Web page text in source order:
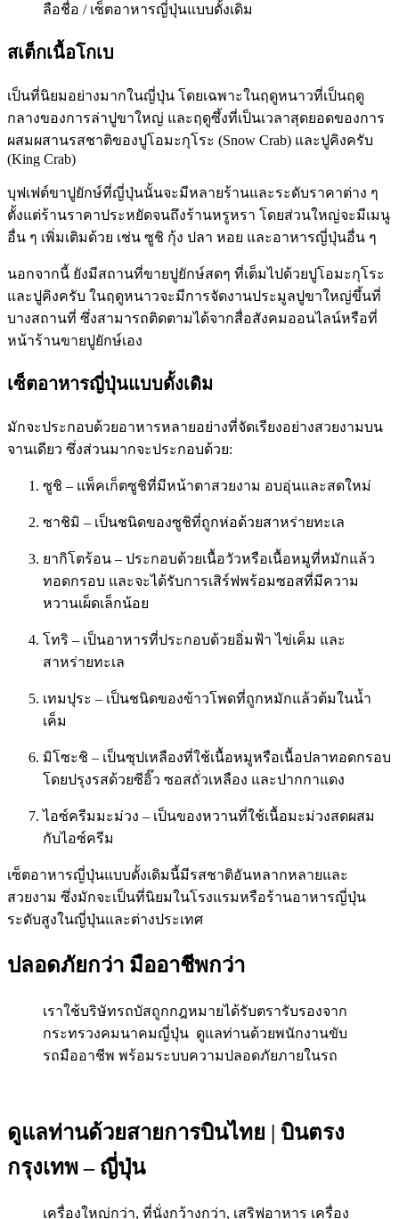
ลือชื่อ / เซ็ตอาหารญี่ปุ่นแบบดั้งเดิม
สเต็กเนื้อโกเบ
เป็นที่นิยมอย่างมากในญี่ปุ่น โดยเฉพาะในฤดูหนาวที่เป็นฤดู
กลางของการล่าปูขาใหญ่ และฤดูซึ้งที่เป็นเวลาสุดยอดของการ
ผสมผสานรสชาติของปูโอมะกุโระ (Snow Crab) และปูคิงครับ
(King Crab)
บุฟเฟต์ขาปูยักษ์ที่ญี่ปุ่นนั้นจะมีหลายร้านและระดับราคาต่าง ๆ
ตั้งแต่ร้านราคาประหยัดจนถึงร้านหรูหรา โดยส่วนใหญ่จะมีเมนู
อื่น ๆ เพิ่มเติมด้วย เช่น ซูชิ กุ้ง ปลา หอย และอาหารญี่ปุ่นอื่น ๆ
นอกจากนี้ ยังมีสถานที่ขายปูยักษ์สดๆ ที่เต็มไปด้วยปูโอมะกุโระ
และปูคิงครับ ในฤดูหนาวจะมีการจัดงานประมูลปูขาใหญ่ขึ้นที่
บางสถานที่ ซึ่งสามารถติดตามได้จากสื่อสังคมออนไลน์หรือที่
หน้าร้านขายปูยักษ์เอง
เซ็ตอาหารญี่ปุ่นแบบดั้งเดิม
มักจะประกอบด้วยอาหารหลายอย่างที่จัดเรียงอย่างสวยงามบน
จานเดียว ซึ่งส่วนมากจะประกอบด้วย:
ซูชิ – แพ็คเก็ตซูชิที่มีหน้าตาสวยงาม อบอุ่นและสดใหม่
ซาชิมิ – เป็นชนิดของซูชิที่ถูกห่อด้วยสาหร่ายทะเล
ยากิโตร้อน – ประกอบด้วยเนื้อวัวหรือเนื้อหมูที่หมักแล้ว
ทอดกรอบ และจะได้รับการเสิร์ฟพร้อมซอสที่มีความ
หวานเผ็ดเล็กน้อย
โทริ – เป็นอาหารที่ประกอบด้วยอิ่มฟ้า ไข่เค็ม และ
สาหร่ายทะเล
เทมปุระ – เป็นชนิดของข้าวโพดที่ถูกหมักแล้วต้มในน้ำ
เค็ม
มิโซะชิ – เป็นซุปเหลืองที่ใช้เนื้อหมูหรือเนื้อปลาทอดกรอบ
โดยปรุงรสด้วยซีอิ๊ว ซอสถั่วเหลือง และปากกาแดง
ไอซ์ครีมมะม่วง – เป็นของหวานที่ใช้เนื้อมะม่วงสดผสม
กับไอซ์ครีม
เซ็ตอาหารญี่ปุ่นแบบดั้งเดิมนี้มีรสชาติอันหลากหลายและ
สวยงาม ซึ่งมักจะเป็นที่นิยมในโรงแรมหรือร้านอาหารญี่ปุ่น
ระดับสูงในญี่ปุ่นและต่างประเทศ
ปลอดภัยกว่า มืออาชีพกว่า
เราใช้บริษัทรถบัสถูกกฎหมายได้รับตรารับรองจาก
กระทรวงคมนาคมญี่ปุ่น ดูแลท่านด้วยพนักงานขับ
รถมืออาชีพ พร้อมระบบความปลอดภัยภายในรถ
ดูแลท่านด้วยสายการบินไทย | บินตรง
กรุงเทพ – ญี่ปุ่น
เครื่องใหญ่กว่า, ที่นั่งกว้างกว่า, เสริฟอาหาร เครื่อง